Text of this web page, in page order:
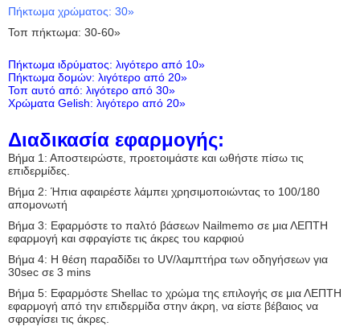
Πήκτωμα χρώματος: 30»
Τοπ πήκτωμα: 30-60»
Πήκτωμα ιδρύματος: λιγότερο από 10»
Πήκτωμα δομών: λιγότερο από 20»
Τοπ αυτό από: λιγότερο από 30»
Χρώματα Gelish: λιγότερο από 20»
Διαδικασία εφαρμογής:
Βήμα 1: Αποστειρώστε, προετοιμάστε και ωθήστε πίσω τις
επιδερμίδες.
Βήμα 2: Ήπια αφαιρέστε λάμπει χρησιμοποιώντας το 100/180
απομονωτή
Βήμα 3: Εφαρμόστε το παλτό βάσεων Nailmemo σε μια ΛΕΠΤΗ
εφαρμογή και σφραγίστε τις άκρες του καρφιού
Βήμα 4: Η θέση παραδίδει το UV/λαμπτήρα των οδηγήσεων για
30sec σε 3 mins
Βήμα 5: Εφαρμόστε Shellac το χρώμα της επιλογής σε μια ΛΕΠΤΗ
εφαρμογή από την επιδερμίδα στην άκρη, να είστε βέβαιος να
σφραγίσει τις άκρες.